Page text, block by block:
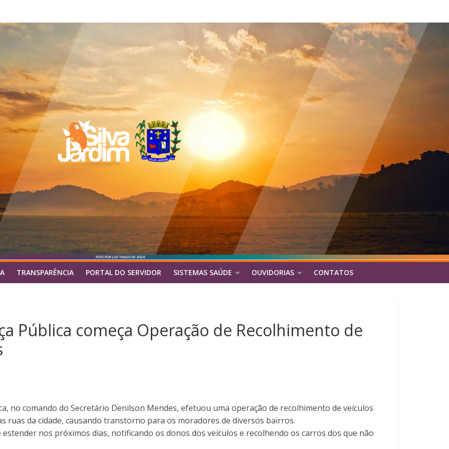
TRANSPARÊNCIA PORTAL DO SERVIDOR SISTEMAS SAÚDE OUVIDORIAS CONTATOS
Pública começa Operação de Recolhimento de
no comando do Secretário Denilson Mendes, efetuou uma operação de recolhimento de veículos
ruas da cidade, causando transtorno para os moradores de diversos bairros.
nos próximos dias, notificando os donos dos veículos e recolhendo os carros dos que não